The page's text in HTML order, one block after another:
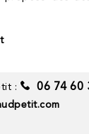
: 06 74 60